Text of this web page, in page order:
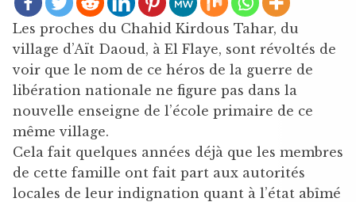
Les proches du Chahid Kirdous Tahar, du
village d’Aït Daoud, à El Flaye, sont révoltés de
voir que le nom de ce héros de la guerre de
libération nationale ne figure pas dans la
nouvelle enseigne de l’école primaire de ce
même village.
Cela fait quelques années déjà que les membres
de cette famille ont fait part aux autorités
locales de leur indignation quant à l’état abîmé